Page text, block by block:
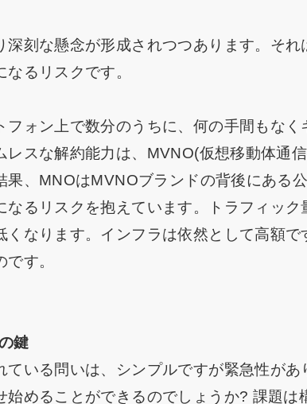
深刻な懸念が形成されつつあります。そ
るリスクです。
フォン上で数分のうちに、何の手間もなく
レスな解約能力は、MVNO(仮想移動体通
果、MNOはMVNOブランドの背後にある
なるリスクを抱えています。トラフィッ
くなります。インフラは依然として高額で
す。
鍵
ている問いは、シンプルですが緊急性があ
始めることができるのでしょうか? 課題は